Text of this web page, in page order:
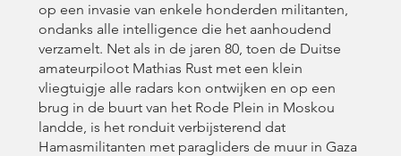
op een invasie van enkele honderden militanten,
ondanks alle intelligence die het aanhoudend
verzamelt. Net als in de jaren 80, toen de Duitse
amateurpiloot Mathias Rust met een klein
vliegtuigje alle radars kon ontwijken en op een
brug in de buurt van het Rode Plein in Moskou
landde, is het ronduit verbijsterend dat
Hamasmilitanten met paragliders de muur in Gaza